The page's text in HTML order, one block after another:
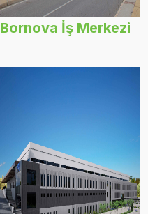
Bornova İş Merkezi